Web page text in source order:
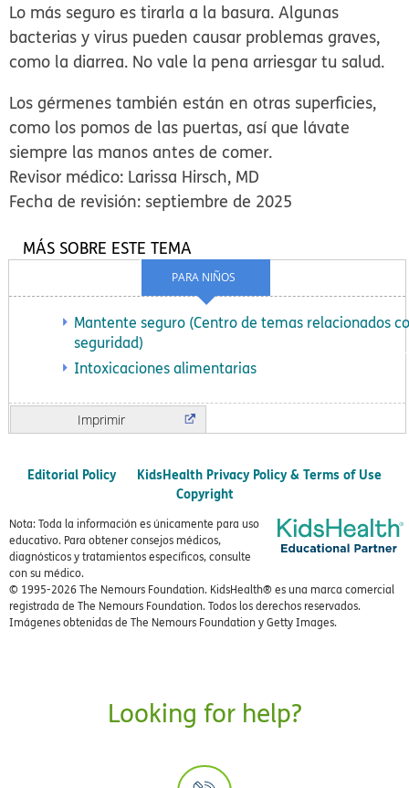
Lo más seguro es tirarla a la basura. Algunas
bacterias y virus pueden causar problemas graves,
como la diarrea. No vale la pena arriesgar tu salud.
Los gérmenes también están en otras superficies,
como los pomos de las puertas, así que lávate
siempre las manos antes de comer.
Revisor médico: Larissa Hirsch, MD
Fecha de revisión: septiembre de 2025
PARA NIÑOS
MÁS SOBRE ESTE TEMA
Mantente seguro (Centro de temas relacionados
seguridad)
Intoxicaciones alimentarias
Imprimir
Editorial Policy
KidsHealth Privacy Policy & Terms of Use
Copyright
Nota: Toda la información es únicamente para uso
educativo. Para obtener consejos médicos,
diagnósticos y tratamientos específicos, consulte
con su médico.
© 1995-2026 The Nemours Foundation. KidsHealth® es una marca comercial
registrada de The Nemours Foundation. Todos los derechos reservados.
Imágenes obtenidas de The Nemours Foundation y Getty Images.
Looking for help?